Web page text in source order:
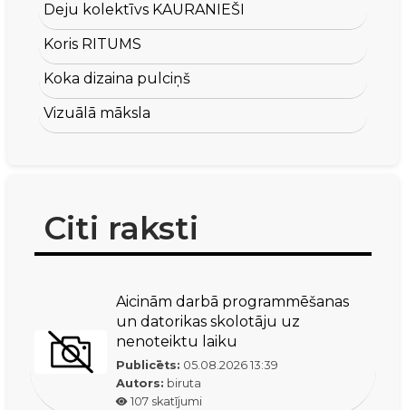
Deju kolektīvs KAURANIEŠI
Koris RITUMS
Koka dizaina pulciņš
Vizuālā māksla
Citi raksti
Aicinām darbā programmēšanas
un datorikas skolotāju uz
nenoteiktu laiku
Publicēts: 05.08.2026 13:39
Autors: biruta
107 skatījumi